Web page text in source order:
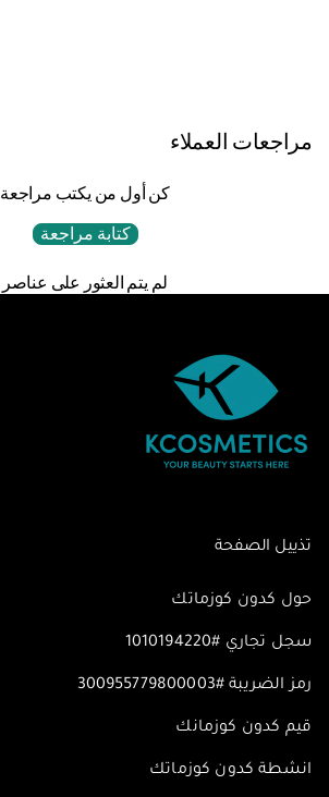
مراجعات العملاء
كن أول من يكتب مراجعة
كتابة مراجعة
لم يتم العثور على عناصر
تذييل الصفحة
حول كدون كوزماتك
سجل تجاري #1010194220
رمز الضريبة #300955779800003
قيم كدون كوزمانك
انشطة كدون كوزماتك